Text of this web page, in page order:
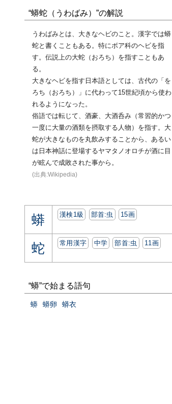
“蟒蛇（うわばみ）”の解説
うわばみとは、大きなヘビのこと。漢字では蟒
蛇と書くこともある。特にボア科のヘビを指
す。伝説上の大蛇（おろち）を指すこともあ
る。
大きなヘビを指す日本語としては、古代の「を
ろち（おろち）」に代わって15世紀頃から使わ
れるようになった。
俗語では転じて、酒豪、大酒呑み（常習的かつ
一度に大量の酒類を摂取する人物）を指す。大
蛇が大きなものを丸飲みすることから、あるい
は日本神話に登場するヤマタノオロチが酒に目
が眩んで成敗された事から。
(出典:Wikipedia)
蟒 漢検1級 部首:⾍ 15画
蛇 常用漢字 中学 部首:⾍ 11画
“蟒”で始まる語句
蟒 蟒卵 蟒衣